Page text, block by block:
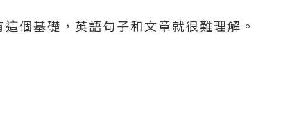
個基礎，英語句子和文章就很難理解。